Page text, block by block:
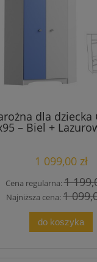
dla dziecka
– Biel +
1 099,00 zł
Cena regularna:1
Najniższa cena:1
do koszyka